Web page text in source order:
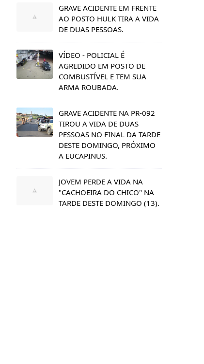
GRAVE ACIDENTE EM FRENTE
AO POSTO HULK TIRA A VIDA
DE DUAS PESSOAS.
VÍDEO - POLICIAL É
AGREDIDO EM POSTO DE
COMBUSTÍVEL E TEM SUA
ARMA ROUBADA.
GRAVE ACIDENTE NA PR-092
TIROU A VIDA DE DUAS
PESSOAS NO FINAL DA TARDE
DESTE DOMINGO, PRÓXIMO
A EUCAPINUS.
JOVEM PERDE A VIDA NA
"CACHOEIRA DO CHICO" NA
TARDE DESTE DOMINGO (13).